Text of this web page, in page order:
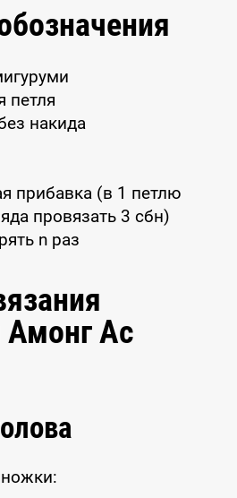
петля
накида
прибавка (в 1 петлю
провязать 3 сбн)
n раз
Амонг Ас
ножки: